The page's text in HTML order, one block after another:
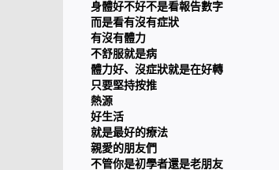
身體好不好不是看報告數字
而是看有沒有症狀
有沒有體力
不舒服就是病
體力好、沒症狀就是在好轉
只要堅持按推
熱源
好生活
就是最好的療法
親愛的朋友們
不管你是初學者還是老朋友